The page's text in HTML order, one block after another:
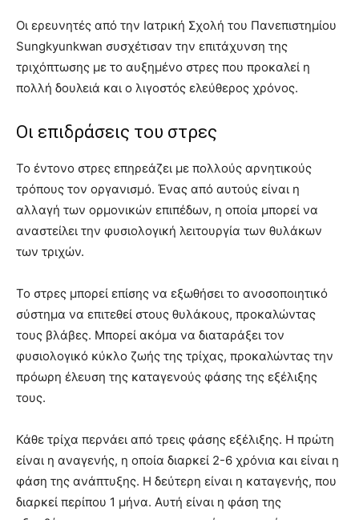
Οι ερευνητές από την Ιατρική Σχολή του Πανεπιστημίου
Sungkyunkwan συσχέτισαν την επιτάχυνση της
τριχόπτωσης με το αυξημένο στρες που προκαλεί η
πολλή δουλειά και ο λιγοστός ελεύθερος χρόνος.
Οι επιδράσεις του στρες
Το έντονο στρες επηρεάζει με πολλούς αρνητικούς
τρόπους τον οργανισμό. Ένας από αυτούς είναι η
αλλαγή των ορμονικών επιπέδων, η οποία μπορεί να
αναστείλει την φυσιολογική λειτουργία των θυλάκων
των τριχών.
Το στρες μπορεί επίσης να εξωθήσει το ανοσοποιητικό
σύστημα να επιτεθεί στους θυλάκους, προκαλώντας
τους βλάβες. Μπορεί ακόμα να διαταράξει τον
φυσιολογικό κύκλο ζωής της τρίχας, προκαλώντας την
πρόωρη έλευση της καταγενούς φάσης της εξέλιξης
τους.
Κάθε τρίχα περνάει από τρεις φάσης εξέλιξης. Η πρώτη
είναι η αναγενής, η οποία διαρκεί 2-6 χρόνια και είναι η
φάση της ανάπτυξης. Η δεύτερη είναι η καταγενής, που
διαρκεί περίπου 1 μήνα. Αυτή είναι η φάση της